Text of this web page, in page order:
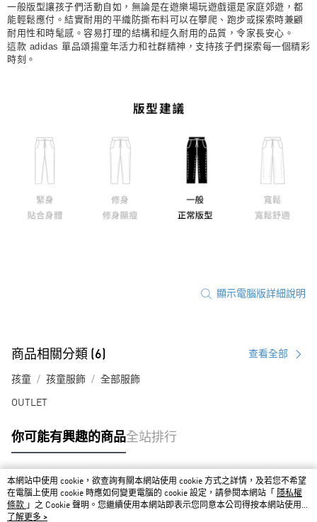
一般版型讓孩子們活動自如，無論是在遊樂場玩遊戲還是家庭郊遊，都
能輕鬆應付。結實耐用的平織防撕布料可以在攀爬、跑步或探索時兼顧
耐用性和時髦感。容易打理的結構和經久耐用的品質，令家長安心。
這款 adidas 單品頌揚童年活力和社群精神，支持孩子們探索每一個精彩
時刻。
顯示電腦版詳細說明
商品相關分類 (6) 查看全部
孩童 孩童服飾 全部服飾
OUTLET
你可能有興趣的商品全站排行
熱門標籤
本網站中使用 cookie，欲查詢有關本網站使用 cookie 方式之詳情，及若您不希望
在電腦上使用 cookie 時應如何變更電腦的 cookie 設定，請參閱本網站「
隱私權
條款 」之 Cookie 聲明。您繼續使用本網站即表示您同意本公司得按本網站使用條
款之 Cookie 聲明使用 cookie。
了解更多 >